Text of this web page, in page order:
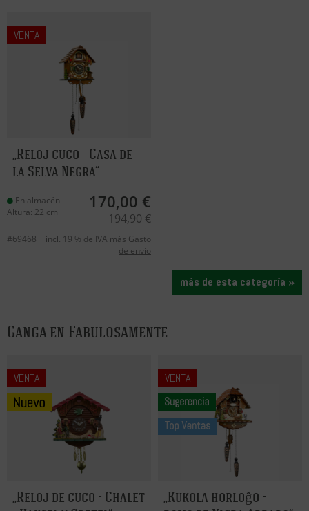
VENTA
Reloj cuco - Casa de
la Selva Negra
En almacén
Altura: 22 cm
170,00 €
194,90 €
#69468 incl. 19 % de IVA más Gasto
de envío
más de esta categoría »
Ganga en Fabulosamente
VENTA
Reloj de cuco - Chalet
VENTA
Kukola horloĝo -